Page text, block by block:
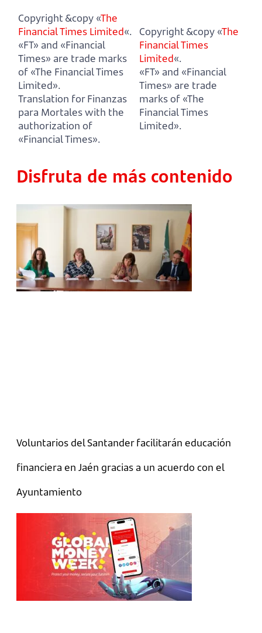
Copyright &copy «The
Financial Times Limited«.
«FT» and «Financial
Times» are trade marks
of «The Financial Times
Limited».
Translation for Finanzas
para Mortales with the
authorization of
«Financial Times».
Copyright &copy «The
Financial Times
Limited«.
«FT» and «Financial
Times» are trade
marks of «The
Financial Times
Limited».
Disfruta de más contenido
Voluntarios del Santander facilitarán educación
financiera en Jaén gracias a un acuerdo con el
Ayuntamiento